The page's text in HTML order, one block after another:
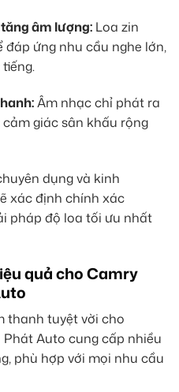
âm lượng: Loa zin
đáp ứng nhu cầu nghe lớn,
Âm nhạc chỉ phát ra
giác sân khấu rộng
dụng và kinh
xác định chính xác
pháp độ loa tối ưu nhất
quả cho Camry
thanh tuyệt vời cho
Auto cung cấp nhiều
phù hợp với mọi nhu cầu